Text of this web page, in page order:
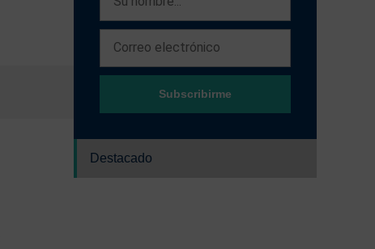
Subscribirme
Destacado